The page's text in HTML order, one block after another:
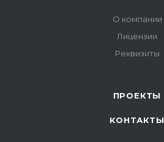
О компании
Лицензии
Реквизиты
ПРОЕКТЫ
КОНТАКТЫ